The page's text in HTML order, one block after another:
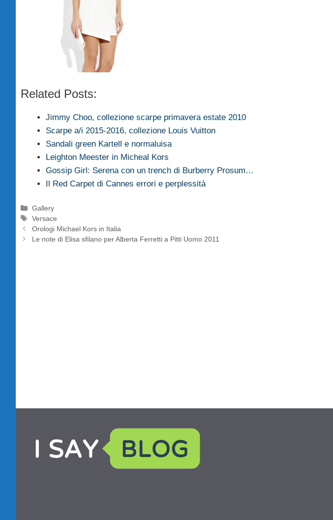
Related Posts:
Jimmy Choo, collezione scarpe primavera estate 2010
Scarpe a/i 2015-2016, collezione Louis Vuitton
Sandali green Kartell e normaluisa
Leighton Meester in Micheal Kors
Gossip Girl: Serena con un trench di Burberry Prosum…
Il Red Carpet di Cannes errori e perplessità
Categorie
Gallery
Tag
Versace
Orologi Michael Kors in Italia
Le note di Elisa sfilano per Alberta Ferretti a Pitti Uomo 2011